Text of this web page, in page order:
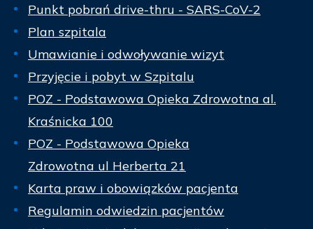
Punkt pobrań drive-thru - SARS-CoV-2
Plan szpitala
Umawianie i odwoływanie wizyt
Przyjęcie i pobyt w Szpitalu
POZ - Podstawowa Opieka Zdrowotna al.
Kraśnicka 100
POZ - Podstawowa Opieka
Zdrowotna ul Herberta 21
Karta praw i obowiązków pacjenta
Regulamin odwiedzin pacjentów